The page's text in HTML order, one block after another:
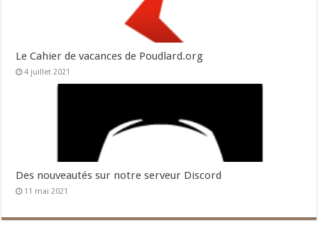
Le Cahier de vacances de Poudlard.org
4 juillet 2021
Des nouveautés sur notre serveur Discord
11 mai 2021